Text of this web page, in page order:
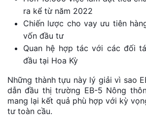
ra kể từ năm 2022
Chiến lược cho vay ưu tiên
vốn đầu tư
Quan hệ hợp tác với các đối
đầu tại Hoa Kỳ
Những thành tựu này lý giải vì sao
dẫn đầu thị trường EB-5 Nông
mang lại kết quả phù hợp với kỳ
tư toàn cầu.